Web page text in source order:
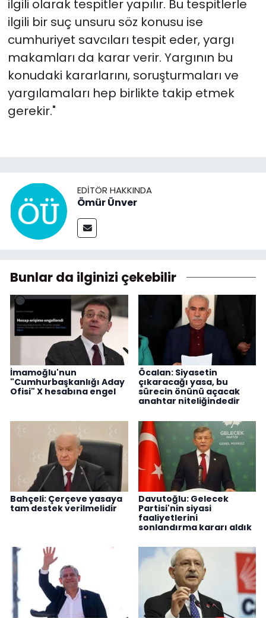
ilgili olarak tespitler yapılır. Bu tespitlerle
ilgili bir suç unsuru söz konusu ise
cumhuriyet savcıları tespit eder, yargı
makamları da karar verir. Yargının bu
konudaki kararlarını, soruşturmaları ve
yargılamaları hep birlikte takip etmek
gerekir."
EDITÖR HAKKINDA
Ömür Ünver
Bunlar da ilginizi çekebilir
İmamoğlu'nun
"Cumhurbaşkanlığı Aday
Ofisi" X hesabına engel
Öcalan: Siyasetin
çıkaracağı yasa, bu
sürecin önünü açacak
anahtar niteliğindedir
Bahçeli: Çerçeve yasaya
tam destek verilmelidir
Davutoğlu: Gelecek
Partisi'nin siyasi
faaliyetlerini
sonlandırma kararı aldık